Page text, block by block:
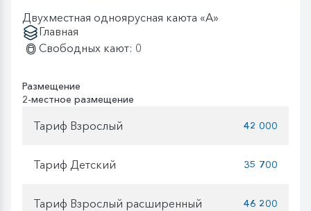
Двухместная одноярусная каюта «А»
Главная
Свободных кают: 0
Размещение
2-местное размещение
Тариф Взрослый 42 000
Тариф Детский 35 700
Тариф Взрослый расширенный 46 200